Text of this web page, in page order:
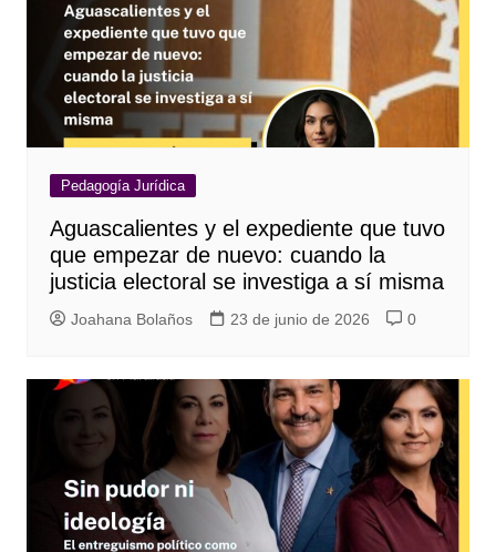
Pedagogía Jurídica
Aguascalientes y el expediente que tuvo
que empezar de nuevo: cuando la
justicia electoral se investiga a sí misma
Joahana Bolaños 23 de junio de 2026 0